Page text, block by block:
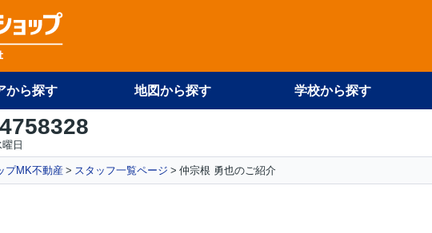
から探す 地図から探す 学校から探す
日
プMK不動産 スタッフ一覧ページ 仲宗根 勇也のご紹介